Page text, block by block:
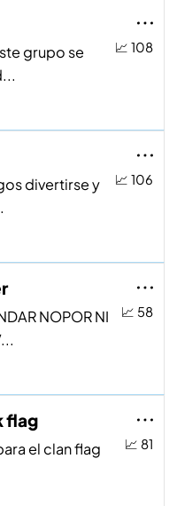
📈 108
grupo se
📈 106
divertirse y
📈 58
NOPOR NI
📈 81
flag
el clan flag